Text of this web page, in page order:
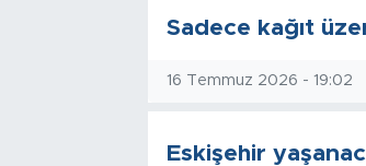
Sadece kağıt
16 Temmuz 2026 - 19:02
Eskişehir